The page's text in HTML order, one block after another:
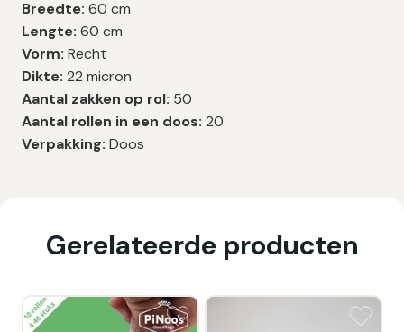
Breedte: 60 cm
Lengte: 60 cm
Vorm: Recht
Dikte: 22 micron
Aantal zakken op rol: 50
Aantal rollen in een doos: 20
Verpakking: Doos
Gerelateerde producten